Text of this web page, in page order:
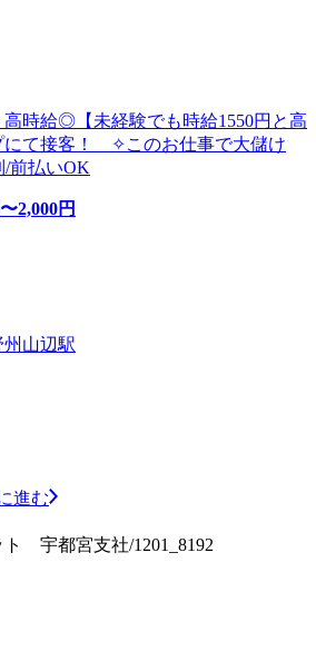
高時給◎【未経験でも時給1550円と高
にて接客！ ✧このお仕事で大儲け
前払いOK
2,000円
山辺駅
進む
宇都宮支社/1201_8192